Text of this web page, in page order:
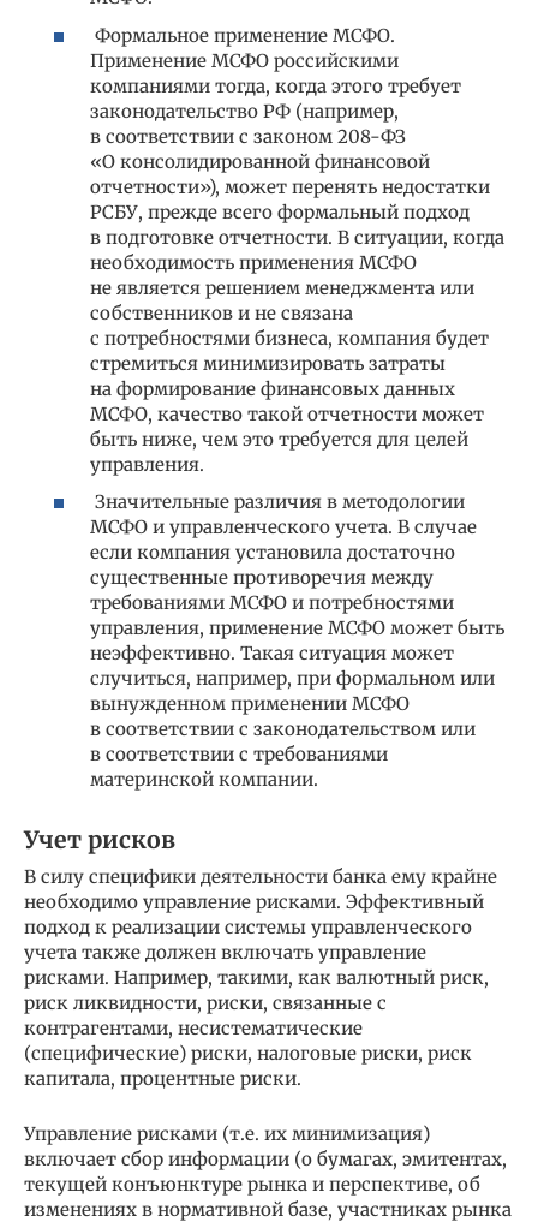
Формальное применение МСФО.
Применение МСФО российскими
компаниями тогда, когда этого требует
законодательство РФ (например,
в соответствии с законом 208-ФЗ
«О консолидированной финансовой
отчетности»), может перенять недостатки
РСБУ, прежде всего формальный подход
в подготовке отчетности. В ситуации, когда
необходимость применения МСФО
не является решением менеджмента или
собственников и не связана
с потребностями бизнеса, компания будет
стремиться минимизировать затраты
на формирование финансовых данных
МСФО, качество такой отчетности может
быть ниже, чем это требуется для целей
управления.
Значительные различия в методологии
МСФО и управленческого учета. В случае
если компания установила достаточно
существенные противоречия между
требованиями МСФО и потребностями
управления, применение МСФО может быть
неэффективно. Такая ситуация может
случиться, например, при формальном или
вынужденном применении МСФО
в соответствии с законодательством или
в соответствии с требованиями
материнской компании.
Учет рисков
В силу специфики деятельности банка ему крайне
необходимо управление рисками. Эффективный
подход к реализации системы управленческого
учета также должен включать управление
рисками. Например, такими, как валютный риск,
риск ликвидности, риски, связанные с
контрагентами, несистематические
(специфические) риски, налоговые риски, риск
капитала, процентные риски.
Управление рисками (т.е. их минимизация)
включает сбор информации (о бумагах, эмитентах,
текущей конъюнктуре рынка и перспективе, об
изменениях в нормативной базе, участниках рынка